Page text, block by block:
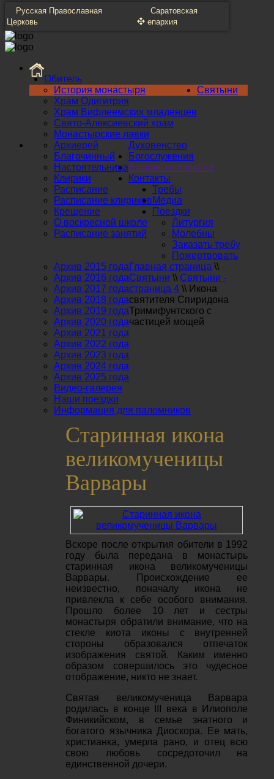
Русская Православная
Церковь
Саратовская
епархия
Обитель
История монастыря
Храм Одигитрия
Храм Вифлеемских младенцев
Свято-Алексиевский храм
Монастырские лавки
Святыни
Духовенство
Архиерей
Благочинный
Настоятельница
Клирики
Богослужения
Расписание
Расписание клириков
Крещение
Воскресная школа
О воскресной школе
Расписание занятий
Контакты
Требы
Литургия
Молебны
Заказать требу
Пожертвовать
Медиа
Архив 2015 года
Архив 2016 года
Архив 2017 года
Архив 2018 года
Архив 2019 года
Архив 2020 года
Архив 2021 года
Архив 2022 года
Архив 2023 года
Архив 2024 года
Архив 2025 года
Видео-галерея
Поездки
Наши поездки
Информация для паломников
Главная страница \\
Святыни \\ Святыни -
страница 4 \\ Икона
святителя Спиридона
Тримифунтского с
частицей мощей
Старинная икона
великомученицы
Варвары
Вскоре после открытия обители в 1992
году была передана в монастырь
старинная икона великомученицы
Варвары. Происхождение ее
неизвестно, поначалу икона не
привлекла к себе особого внимания.
Прошло более 10 лет и сестры
монастыря обратили внимание, что на
стекле киота иконы с внутренней
стороны образовался отпечаток
изображения святой. Каким именно
образом совершилось это чудесное
отображение, никто не знает.
Святая великомученица Варвара
родилась в конце III века в Илиополе
Финикийском, в семье знатного и
богатого язычника Диоскора. Ее мать,
христианка, умерла рано, и отец всю
свою любовь сосредоточил на
единственной дочери.